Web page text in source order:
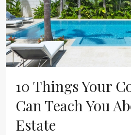
10 Things Your
Can Teach You
Estate